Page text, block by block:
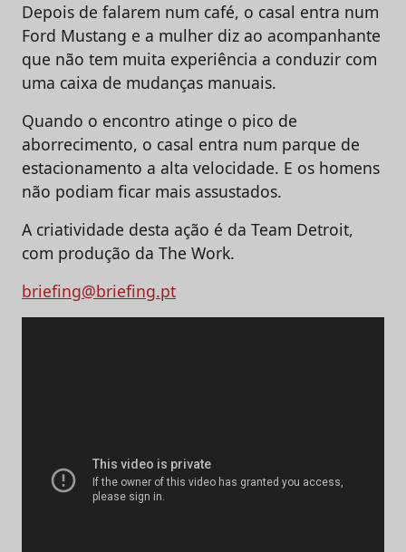
Depois de falarem num café, o casal entra num
Ford Mustang e a mulher diz ao acompanhante
que não tem muita experiência a conduzir com
uma caixa de mudanças manuais.
Quando o encontro atinge o pico de
aborrecimento, o casal entra num parque de
estacionamento a alta velocidade. E os homens
não podiam ficar mais assustados.
A criatividade desta ação é da Team Detroit,
com produção da The Work.
briefing@briefing.pt